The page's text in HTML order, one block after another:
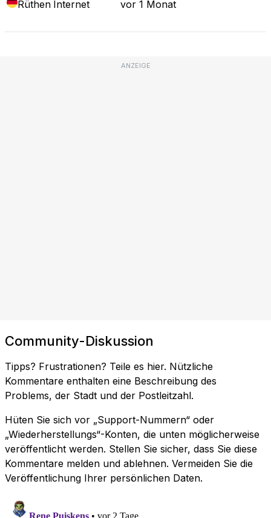
Rüthen Internet vor 1 Monat
ANZEIGE
Community-Diskussion
Tipps? Frustrationen? Teile es hier. Nützliche
Kommentare enthalten eine Beschreibung des
Problems, der Stadt und der Postleitzahl.
Hüten Sie sich vor „Support-Nummern“ oder
„Wiederherstellungs“-Konten, die unten möglicherweise
veröffentlicht werden. Stellen Sie sicher, dass Sie diese
Kommentare melden und ablehnen. Vermeiden Sie die
Veröffentlichung Ihrer persönlichen Daten.